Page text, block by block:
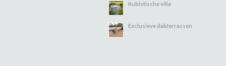
Kubistische villa
Exclusieve dakterrassen